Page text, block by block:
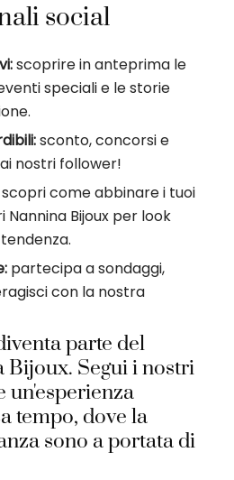
social
scoprire in anteprima le
speciali e le storie
sconto, concorsi e
nostri follower!
come abbinare i tuoi
Nannina Bijoux per look
partecipa a sondaggi,
con la nostra
parte del
Bijoux. Segui i nostri
un'esperienza
tempo, dove la
sono a portata di